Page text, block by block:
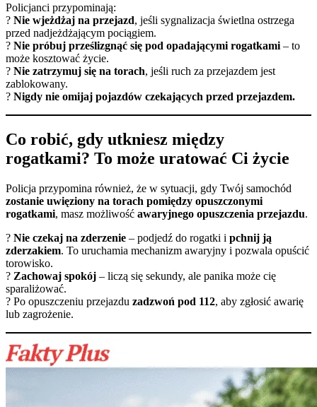
Policjanci przypominają:
? Nie wjeżdżaj na przejazd, jeśli sygnalizacja świetlna ostrzega
przed nadjeżdżającym pociągiem.
? Nie próbuj prześlizgnąć się pod opadającymi rogatkami – to
może kosztować życie.
? Nie zatrzymuj się na torach, jeśli ruch za przejazdem jest
zablokowany.
? Nigdy nie omijaj pojazdów czekających przed przejazdem.
Co robić, gdy utkniesz między
rogatkami? To może uratować Ci życie
Policja przypomina również, że w sytuacji, gdy Twój samochód
zostanie uwięziony na torach pomiędzy opuszczonymi
rogatkami, masz możliwość awaryjnego opuszczenia przejazdu.
? Nie czekaj na zderzenie – podjedź do rogatki i pchnij ją
zderzakiem. To uruchamia mechanizm awaryjny i pozwala opuścić
torowisko.
? Zachowaj spokój – liczą się sekundy, ale panika może cię
sparaliżować.
? Po opuszczeniu przejazdu zadzwoń pod 112, aby zgłosić awarię
lub zagrożenie.